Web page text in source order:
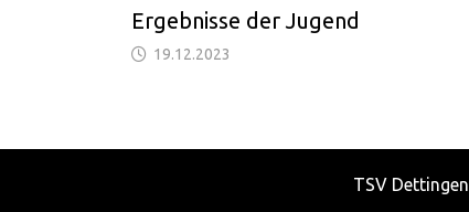
Ergebnisse der Jugend
19.12.2023
TSV Dettingen